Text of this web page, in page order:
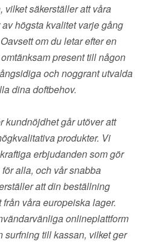
vilket säkerställer att våra
högsta kvalitet varje gång
om du letar efter en
present till någon
och noggrant utvalda
dina doftbehov.
kundnöjdhet går utöver att
produkter. Vi
erbjudanden som gör
alla, och vår snabba
att din beställning
våra europeiska lager.
onlineplattform
surfning till kassan, vilket ger